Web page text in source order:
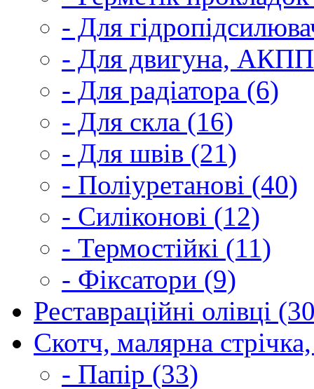
- Для
- Для двигуна,
- Для радіатора (6)
- Для скла (16)
- Для швів (21)
- Поліуретанові (40)
- Силіконові (12)
- Термостійкі (11)
- Фіксатори (9)
Реставраційні олівці
Скотч, малярна
- Папір (33)